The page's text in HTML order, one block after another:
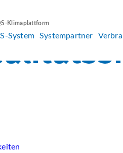
Klimaplattform
System Systempartner